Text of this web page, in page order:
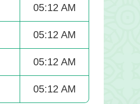
05:12 AM
05:12 AM
05:12 AM
05:12 AM